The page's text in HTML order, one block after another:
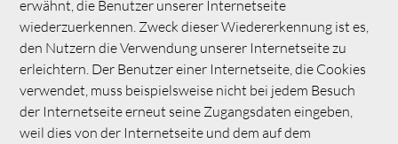
erwähnt, die Benutzer unserer Internetseite
wiederzuerkennen. Zweck dieser Wiedererkennung ist es,
den Nutzern die Verwendung unserer Internetseite zu
erleichtern. Der Benutzer einer Internetseite, die Cookies
verwendet, muss beispielsweise nicht bei jedem Besuch
der Internetseite erneut seine Zugangsdaten eingeben,
weil dies von der Internetseite und dem auf dem